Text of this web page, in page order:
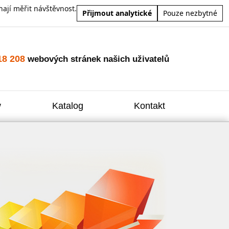
měřit návštěvnost.
Přijmout analytické Pouze nezbytné
208 webových stránek našich uživatelů
Katalog Kontakt